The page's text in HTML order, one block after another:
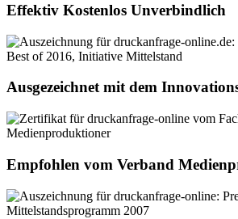
Effektiv Kostenlos Unverbindlich
Ausgezeichnet mit dem
Empfohlen vom Verband